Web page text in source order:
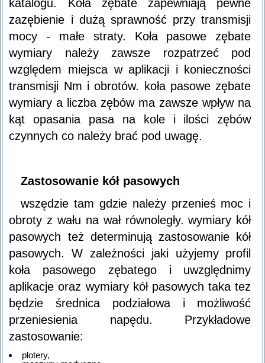
katalogu. Koła zębate zapewniają pewne
zazębienie i dużą sprawność przy transmisji
mocy - małe straty. Koła pasowe zębate
wymiary należy zawsze rozpatrzeć pod
względem miejsca w aplikacji i konieczności
transmisji Nm i obrotów. koła pasowe zębate
wymiary a liczba zębów ma zawsze wpływ na
kąt opasania pasa na kole i ilości zębów
czynnych co należy brać pod uwagę.
Zastosowanie kół pasowych
wszędzie tam gdzie należy przenieś moc i
obroty z wału na wał równoległy. wymiary kół
pasowych też determinują zastosowanie kół
pasowych. W zależności jaki użyjemy profil
koła pasowego zębatego i uwzględnimy
aplikacje oraz wymiary kół pasowych taka tez
będzie średnica podziałowa i możliwość
przeniesienia napędu. Przykładowe
zastosowanie:
plotery,